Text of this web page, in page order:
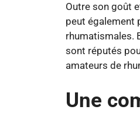
Outre son goût
peut également
rhumatismales.
sont réputés
amateurs de
Une